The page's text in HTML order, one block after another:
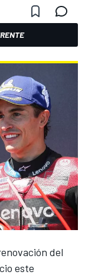
del
este